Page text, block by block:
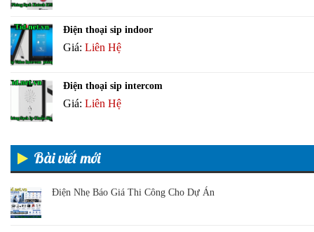
Điện thoại sip indoor
Giá: Liên Hệ
Điện thoại sip intercom
Giá: Liên Hệ
Bài viết mới
Điện Nhẹ Báo Giá Thi Công Cho Dự Án